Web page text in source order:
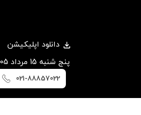
دانلود اپلیکیشن
پنج شنبه 15 مرداد 1405
021-88857022